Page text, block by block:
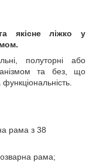
якiсне ліжко у
полуторні або
та без, що
рама з 38
рама;